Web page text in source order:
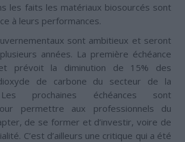
les faits les matériaux biosourcés sont
à leurs performances.
sont ambitieux et seront
années. La première échéance
prévoit la diminution de 15% des
de carbone du secteur de la
prochaines échéances sont
permettre aux professionnels du
de se former et d’investir, voire de
C’est d’ailleurs une critique qui a été